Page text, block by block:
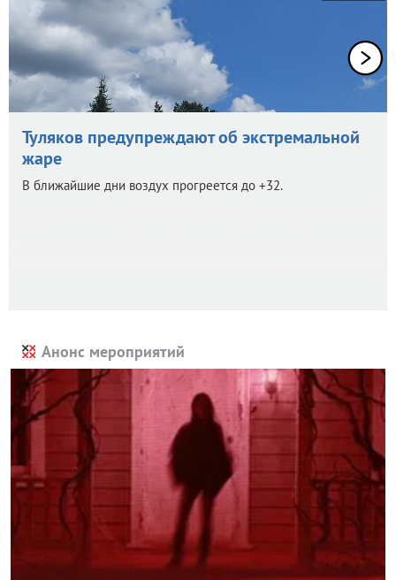
Туляков предупреждают об экстремальной
жаре
В ближайшие дни воздух прогреется до +32.
Анонс мероприятий